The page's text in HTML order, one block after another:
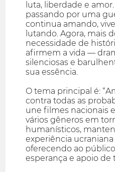
luta, liberdade e
passando por uma
continua amando,
lutando. Agora, mais
necessidade de
afirmem a vida —
silenciosas e
sua essência.
O tema principal é:
contra todas as
une filmes nacionais
vários gêneros em
humanísticos,
experiência
oferecendo ao
esperança e apoio